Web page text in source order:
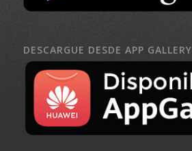
DESCARGUE DESDE APP GALLERY